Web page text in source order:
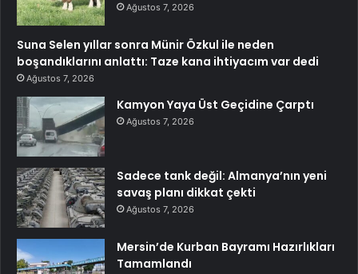
Ağustos 7, 2026
Suna Selen yıllar sonra Münir Özkul ile neden
boşandıklarını anlattı: Taze kana ihtiyacım var dedi
Ağustos 7, 2026
Kamyon Yaya Üst Geçidine Çarptı
Ağustos 7, 2026
Sadece tank değil: Almanya’nın yeni
savaş planı dikkat çekti
Ağustos 7, 2026
Mersin’de Kurban Bayramı Hazırlıkları
Tamamlandı